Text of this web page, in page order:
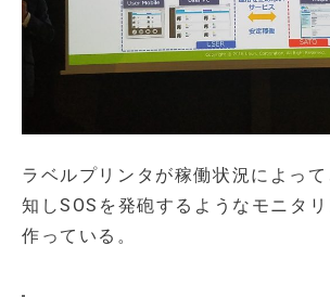
ラベルプリンタが稼働状況によっ
知しSOSを発砲するようなモニタ
作っている。